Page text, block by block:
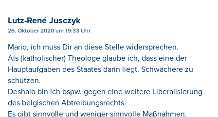
Lutz-René Jusczyk
26. Oktober 2020 um 19:33 Uhr
Mario, ich muss Dir an diese Stelle widersprechen.
Als (katholischer) Theologe glaube ich, dass eine der
Hauptaufgaben des Staates darin liegt, Schwächere zu
schützen.
Deshalb bin ich bspw. gegen eine weitere Liberalisierung
des belgischen Abtreibungsrechts.
Es gibt sinnvolle und weniger sinnvolle Maßnahmen.